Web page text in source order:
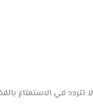
لا تتردد في الاستمتاع